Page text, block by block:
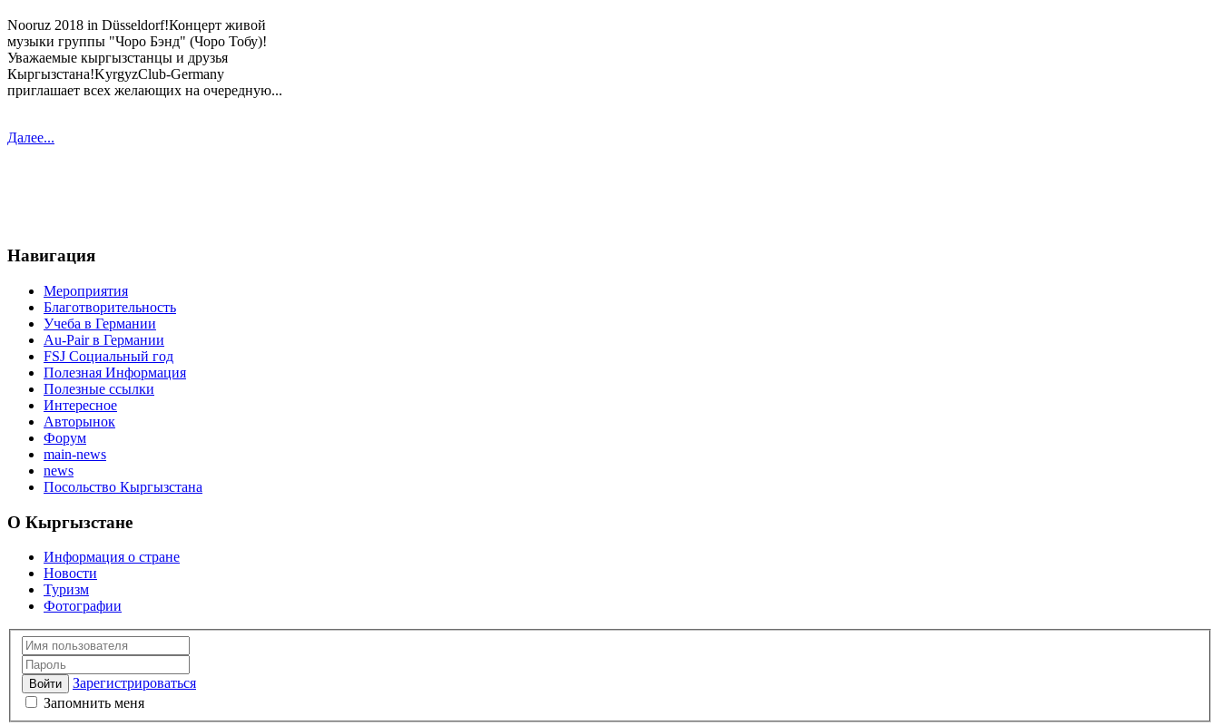
Nooruz 2018 in Düsseldorf!Концерт живой
музыки группы "Чоро Бэнд" (Чоро Тобу)!
Уважаемые кыргызстанцы и друзья
Кыргызстана!KyrgyzClub-Germany
приглашает всех желающих на очередную...
Далее...
Навигация
Мероприятия
Благотворительность
Учеба в Германии
Au-Pair в Германии
FSJ Социальный год
Полезная Информация
Полезные ссылки
Интересное
Авторынок
Форум
main-news
news
Посольство Кыргызстана
О Кыргызстане
Информация о стране
Новости
Туризм
Фотографии
Войти
Зарегистрироваться
Запомнить меня